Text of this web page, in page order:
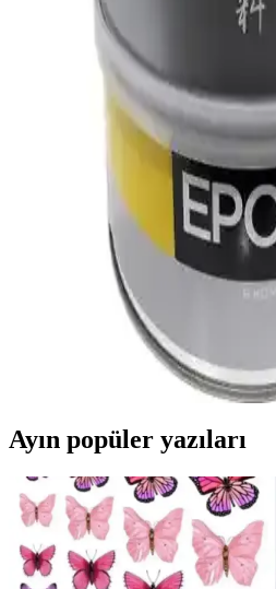
Epoksi magnetler, nişan
detaylar sunar. Özel tasarımlar ve
anılar yaratın.
Su Geçirmez İzolasyon
Mobilyada Dayanıklılığı
Su geçirmez izolasyon malzemeleri,
sunarak yapıların ve mobilyaların
azaltır ve sağlıklı yaşam alanları sağlar.
Polisan Epoksi Reçine
Endüstriyel ve Dekoratif
Kalite Reçine
Polisan EPOART Ultra Şeffaf epoksi,
uygulama sağlayan solventsiz iki
endüstriyel yüzeylerde mükemmel
Ayın popüler yazıları